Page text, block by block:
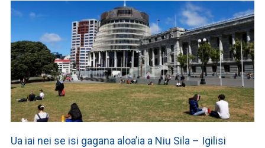
Ua iai nei se isi gagana aloa’ia a Niu Sila – Igilisi